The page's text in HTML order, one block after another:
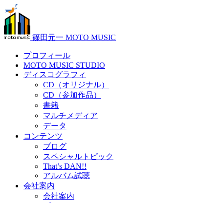
篠田元一 MOTO MUSIC
プロフィール
MOTO MUSIC STUDIO
ディスコグラフィ
CD（オリジナル）
CD（参加作品）
書籍
マルチメディア
データ
コンテンツ
ブログ
スペシャルトピック
That’s DAN!!
アルバム試聴
会社案内
会社案内